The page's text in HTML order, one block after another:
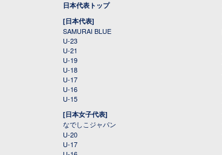
日本代表トップ
[日本代表]
SAMURAI BLUE
U-23
U-21
U-19
U-18
U-17
U-16
U-15
[日本女子代表]
なでしこジャパン
U-20
U-17